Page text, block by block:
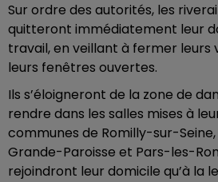
Sur ordre des autorités, les
quitteront immédiatement leur
travail, en veillant à fermer leurs
leurs fenêtres ouvertes.
Ils s’éloigneront de la zone de
rendre dans les salles mises à
communes de Romilly-sur-
Grande-Paroisse et Pars-les-
rejoindront leur domicile qu’à la